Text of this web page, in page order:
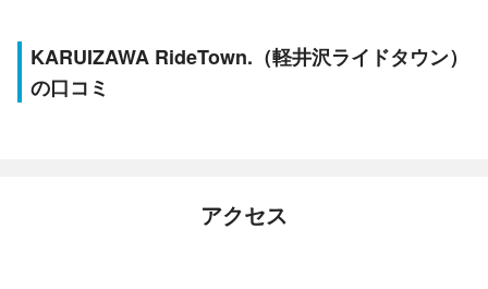
KARUIZAWA RideTown.（軽井沢ライドタウン）
の口コミ
アクセス